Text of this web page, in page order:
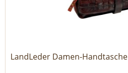
LandLeder Damen-